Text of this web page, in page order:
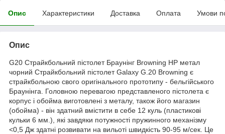
Опис Характеристики Доставка Оплата Умови
Опис
G20 Страйкбольний пістолет Браунінг Browning HP метал
чорний Страйкбольний пістолет Galaxy G.20 Browning є
страйкбольною свого оригінального прототипу - бельгійського
Браунінга. Головною перевагою представленого пістолета є
корпус і обойма виготовлені з металу, також його магазин
(обойма) - він здатний вмістити в себе 12 куль (пластикові
кульки 6 мм.), які завдяки потужності пружинного механізму
<0,5 Дж здатні розвивати на вильоті швидкість 90-95 м/сек. Це